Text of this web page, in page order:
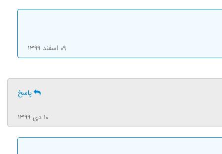
۰۹ اسفند ۱۳۹۹
پاسخ
۱۰ دی ۱۳۹۹